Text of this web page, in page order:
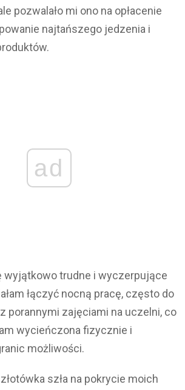
pozwalało mi ono na opłacenie
najtańszego jedzenia i
ad
wyjątkowo trudne i wyczerpujące
łączyć nocną pracę, często do
porannymi zajęciami na uczelni, co
wycieńczona fizycznie i
możliwości.
szła na pokrycie moich